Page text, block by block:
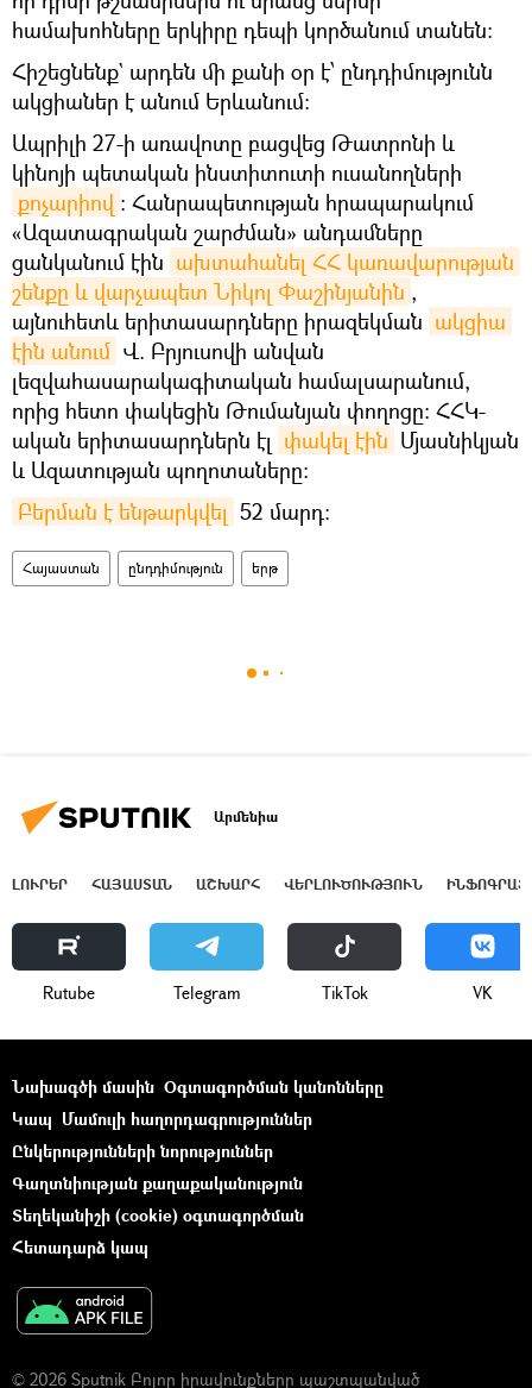
համախոհները երկիրը դեպի կործանում տանեն։
Հիշեցնենք` արդեն մի քանի օր է՝ ընդդիմությունն
ակցիաներ է անում Երևանում։
Ապրիլի 27-ի առավոտը բացվեց Թատրոնի և
կինոյի պետական ինստիտուտի ուսանողների
քոչարիով ։ Հանրապետության հրապարակում
«Ազատագրական շարժման» անդամները
ցանկանում էին ախտահանել ՀՀ կառավարության
շենքը և վարչապետ Նիկոլ Փաշինյանին ,
այնուհետև երիտասարդները իրազեկման ակցիա
էին անում Վ. Բրյուսովի անվան
լեզվահասարակագիտական համալսարանում,
որից հետո փակեցին Թումանյան փողոցը։ ՀՀԿ-
ական երիտասարդներն էլ փակել էին Մյասնիկյան
և Ազատության պողոտաները։
Բերման է ենթարկվել 52 մարդ։
Հայաստան ընդդիմություն երթ
Արմենիա
ԼՈՒՐԵՐ ՀԱՅԱՍՏԱՆ ԱՇԽԱՐՀ ՎԵՐԼՈՒԾՈՒԹՅՈՒՆ
Rutube Telegram ТikТоk VK
Նախագծի մասին Օգտագործման կանոնները
Կապ Մամուլի հաղորդագրություններ
Ընկերությունների նորություններ
Գաղտնիության քաղաքականություն
Տեղեկանիշի (cookie) օգտագործման
Հետադարձ կապ
© 2026 Sputnik Բոլոր իրավունքները պաշտպանված